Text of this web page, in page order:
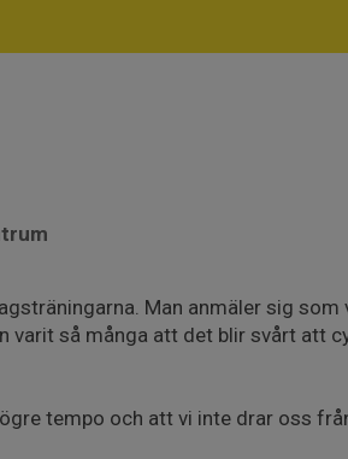
Man anmäler sig som
varit så många att det blir svårt att
tempo och att vi inte drar oss